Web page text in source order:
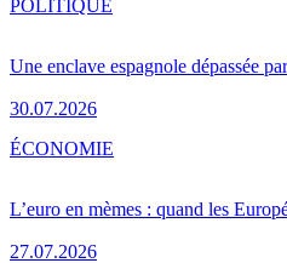
Une enclave espagnole dépassée
30.07.2026
POLITIQUE
L’euro en mèmes : quand les
27.07.2026
ÉCONOMIE